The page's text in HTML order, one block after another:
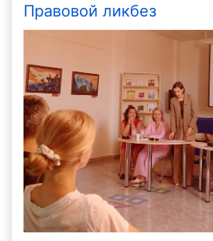
Правовой ликбез